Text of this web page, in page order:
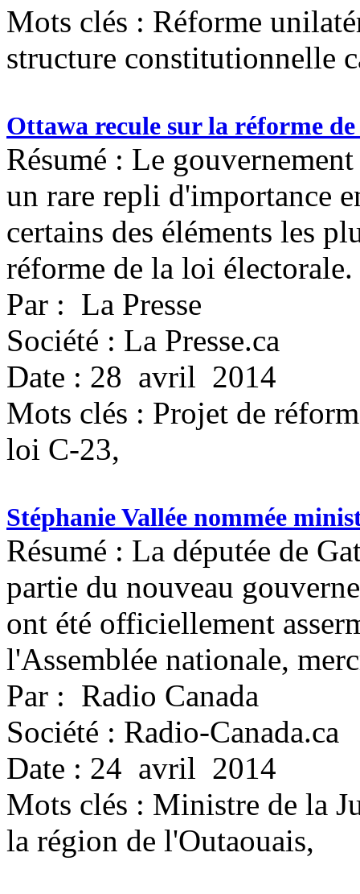
Mots clés : Réforme
structure constitutionnelle
Ottawa recule sur la réforme
Résumé : Le
un rare repli d'importance
certains des éléments les
réforme de la loi électorale.
Par : La Presse
Société : La Presse.ca
Date : 28 avril 2014
Mots clés : Projet de
loi C-23,
Stéphanie Vallée nommée
Résumé : La députée de
partie du nouveau
ont été officiellement
l'Assemblée nationale,
Par : Radio Canada
Société : Radio-Canada.ca
Date : 24 avril 2014
Mots clés : Ministre de la
la région de l'Outaouais,